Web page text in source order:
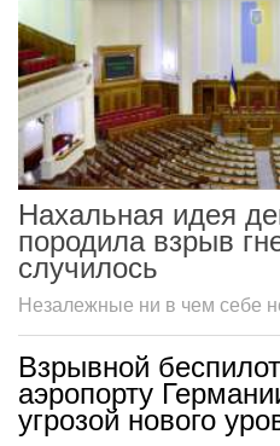
Нахальная идея
породила взрыв
случилось
Незалежные ни в чем себе
Взрывной
аэропорту
угрозой нового